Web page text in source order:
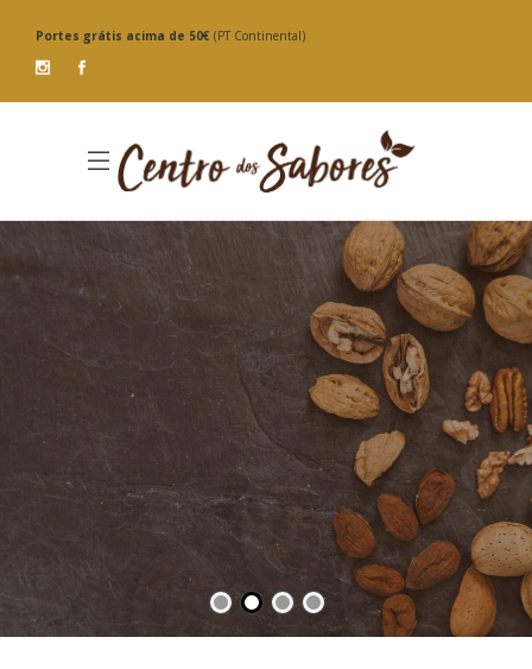
Portes grátis acima de 50€ (PT Continental)
Condições
de Revenda
Quer comercializar os
nossos produtos?